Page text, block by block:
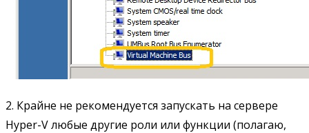
2. Крайне не рекомендуется запускать на сервере
Hyper-V любые другие роли или функции (полагаю,